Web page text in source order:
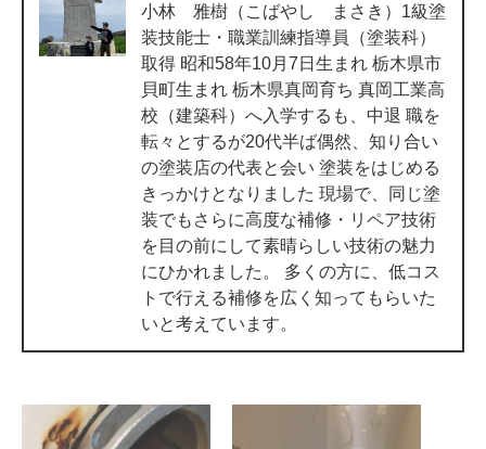
小林 雅樹（こばやし まさき）1級塗
装技能士・職業訓練指導員（塗装科）
取得 昭和58年10月7日生まれ 栃木県市
貝町生まれ 栃木県真岡育ち 真岡工業高
校（建築科）へ入学するも、中退 職を
転々とするが20代半ば偶然、知り合い
の塗装店の代表と会い 塗装をはじめる
きっかけとなりました 現場で、同じ塗
装でもさらに高度な補修・リペア技術
を目の前にして素晴らしい技術の魅力
にひかれました。 多くの方に、低コス
トで行える補修を広く知ってもらいた
いと考えています。